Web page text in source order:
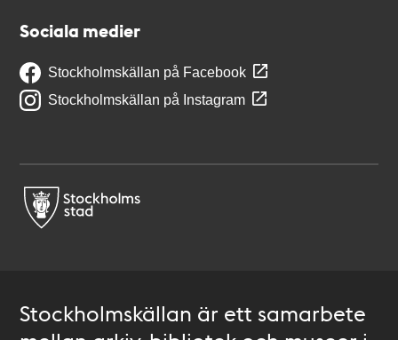
Sociala medier
Stockholmskällan på Facebook
Stockholmskällan på Instagram
Stockholmskällan är ett samarbete